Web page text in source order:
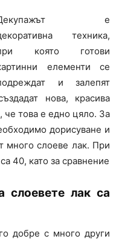
е
техника,
която готови
елементи се
и залепят
нова, красива
че това е едно цяло. За
дорисуване и
много слоеве лак. При
40, като за сравнение
слоевете лак са
добре с много други